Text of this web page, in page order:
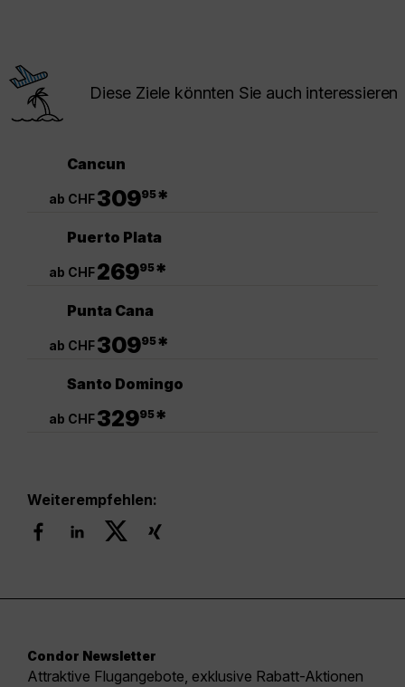
Diese Ziele könnten Sie auch interessieren
Cancun
ab CHF30995*
Puerto Plata
ab CHF26995*
Punta Cana
ab CHF30995*
Santo Domingo
ab CHF32995*
Weiterempfehlen:
Condor Newsletter
Attraktive Flugangebote, exklusive Rabatt-Aktionen